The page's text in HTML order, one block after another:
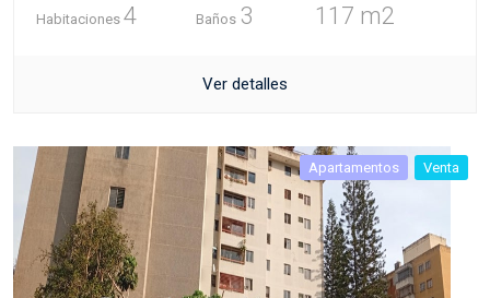
Habitaciones 4 Baños 3 117 m2
Ver detalles
Apartamentos Venta